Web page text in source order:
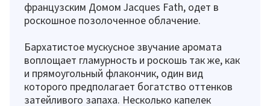
французским Домом Jacques Fath, одет в
роскошное позолоченное облачение.
Бархатистое мускусное звучание аромата
воплощает гламурность и роскошь так же, как
и прямоугольный флакончик, один вид
которого предполагает богатство оттенков
затейливого запаха. Несколько капелек